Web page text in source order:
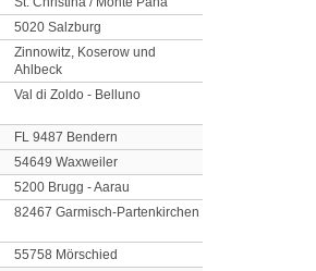
5020 Salzburg
Zinnowitz, Koserow und
Ahlbeck
Val di Zoldo - Belluno
FL 9487 Bendern
54649 Waxweiler
5200 Brugg - Aarau
82467 Garmisch-Partenkirchen
55758 Mörschied